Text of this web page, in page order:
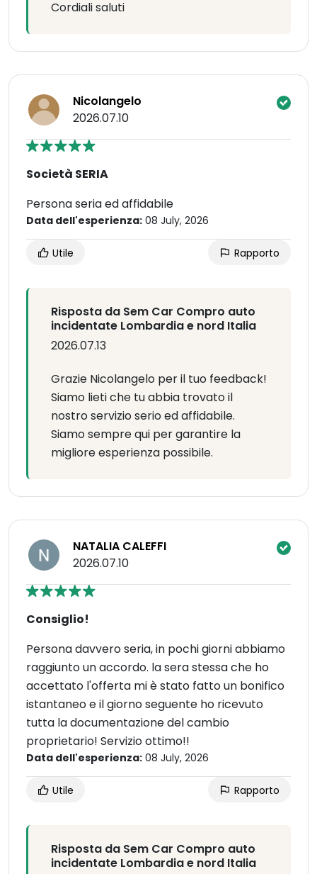
Cordiali saluti
Nicolangelo
2026.07.10
Società SERIA
Persona seria ed affidabile
Data dell'esperienza: 08 July, 2026
Utile Rapporto
Risposta da Sem Car Compro auto
incidentate Lombardia e nord Italia
2026.07.13
Grazie Nicolangelo per il tuo feedback!
Siamo lieti che tu abbia trovato il
nostro servizio serio ed affidabile.
Siamo sempre qui per garantire la
migliore esperienza possibile.
NATALIA CALEFFI
2026.07.10
Consiglio!
Persona davvero seria, in pochi giorni abbiamo
raggiunto un accordo. la sera stessa che ho
accettato l'offerta mi è stato fatto un bonifico
istantaneo e il giorno seguente ho ricevuto
tutta la documentazione del cambio
proprietario! Servizio ottimo!!
Data dell'esperienza: 08 July, 2026
Utile Rapporto
Risposta da Sem Car Compro auto
incidentate Lombardia e nord Italia